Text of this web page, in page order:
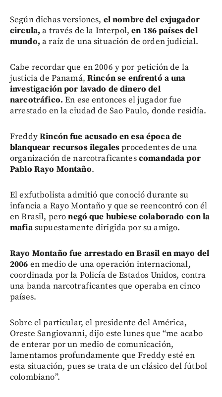
Según dichas versiones, el nombre del exjugador
circula, a través de la Interpol, en 186 países del
mundo, a raíz de una situación de orden judicial.
Cabe recordar que en 2006 y por petición de la
justicia de Panamá, Rincón se enfrentó a una
investigación por lavado de dinero del
narcotráfico. En ese entonces el jugador fue
arrestado en la ciudad de Sao Paulo, donde residía.
FreddyRincón fue acusado en esa época de
blanquear recursos ilegalesprocedentes de una
organización de narcotraficantescomandada por
Pablo Rayo Montaño.
El exfutbolista admitió que conoció durante su
infancia a Rayo Montaño y que se reencontró con él
en Brasil, peronegó que hubiese colaborado con la
mafiasupuestamente dirigida por su amigo.
Rayo Montaño fue arrestado en Brasil en mayo del
2006 en medio de una operación internacional,
coordinada por la Policía de Estados Unidos, contra
una banda narcotraficantes que operaba en cinco
países.
Sobre el particular, el presidente del América,
Oreste Sangiovanni, dijo este lunes que “me acabo
de enterar por un medio de comunicación,
lamentamos profundamente que Freddy esté en
esta situación, pues se trata de un clásico del fútbol
colombiano”.